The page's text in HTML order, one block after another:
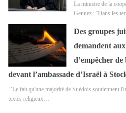
La ministre de la
Gennez : ''Dans les
Des groupes
demandent
d’empêcher
devant l’ambassade d’Israël à
‘’Le fait qu'une majorité de Suédois soutiennent
textes religieux…